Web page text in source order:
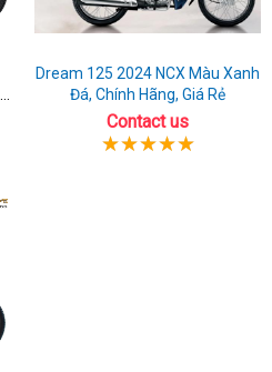
Dream 125 2024 NCX Màu Xanh
Đá, Chính Hãng, Giá Rẻ
Contact us